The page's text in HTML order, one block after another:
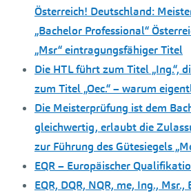
Österreich! Deutschland:
„Bachelor Professional“
„Msr“ eintragungsfähiger Titel
Die HTL führt zum Titel „Ing.“,
zum Titel „Oec.“ – warum
Die Meisterprüfung ist dem
gleichwertig, erlaubt die
zur Führung des Gütesiegels
EQR – Europäischer
EQR, DQR, NQR, me, Ing., Msr.,